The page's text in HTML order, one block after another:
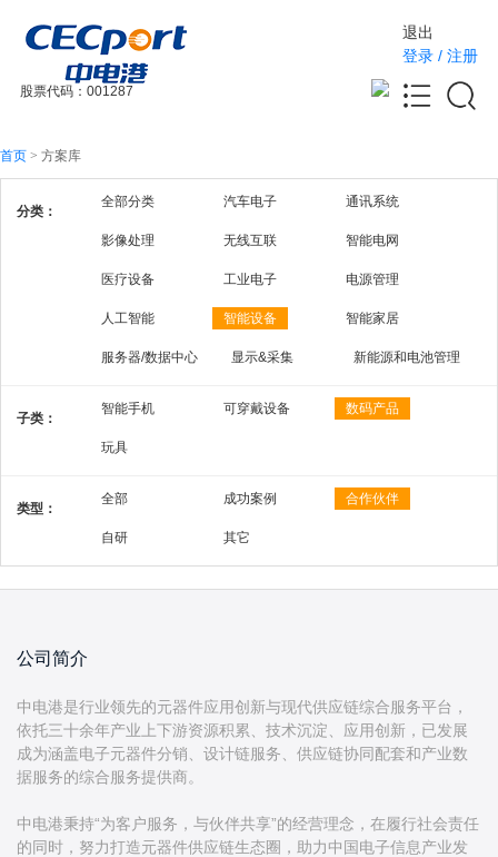
股票代码：001287
退出
登录 / 注册
首页 > 方案库
分类：
全部分类 汽车电子 通讯系统
影像处理 无线互联 智能电网
医疗设备 工业电子 电源管理
人工智能 智能设备 智能家居
服务器/数据中心 显示&采集 新能源和电池管理
子类：
智能手机 可穿戴设备 数码产品
玩具
类型：
全部 成功案例 合作伙伴
自研 其它
公司简介
中电港是行业领先的元器件应用创新与现代供应链综合服务平台，
依托三十余年产业上下游资源积累、技术沉淀、应用创新，已发展
成为涵盖电子元器件分销、设计链服务、供应链协同配套和产业数
据服务的综合服务提供商。
中电港秉持“为客户服务，与伙伴共享”的经营理念，在履行社会责任
的同时，努力打造元器件供应链生态圈，助力中国电子信息产业发